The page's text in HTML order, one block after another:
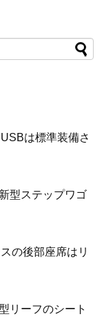
は標準装備さ
型ステップワゴ
の後部座席はリ
リーフのシート